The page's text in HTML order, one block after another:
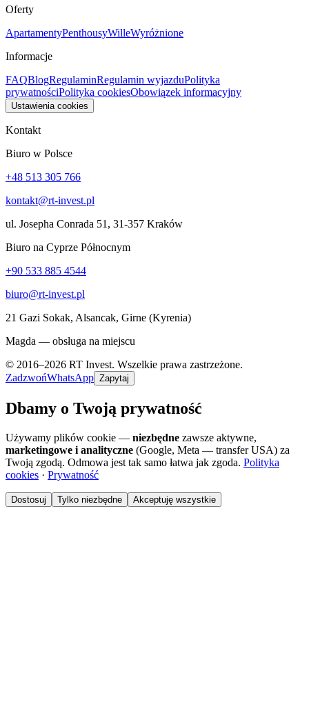
Oferty
ApartamentyPenthousyWilleWyróżnione
Informacje
FAQBlogRegulaminRegulamin wyjazduPolityka
prywatnościPolityka cookiesObowiązek informacyjny
Ustawienia cookies
Kontakt
Biuro w Polsce
+48 513 305 766
kontakt@rt-invest.pl
ul. Josepha Conrada 51, 31-357 Kraków
Biuro na Cyprze Północnym
+90 533 885 4544
biuro@rt-invest.pl
21 Gazi Sokak, Alsancak, Girne (Kyrenia)
Magda — obsługa na miejscu
© 2016–2026 RT Invest. Wszelkie prawa zastrzeżone.
ZadzwońWhatsApp Zapytaj
Dbamy o Twoją prywatność
Używamy plików cookie — niezbędne zawsze aktywne,
marketingowe i analityczne (Google, Meta — transfer USA) za
Twoją zgodą. Odmowa jest tak samo łatwa jak zgoda. Polityka
cookies · Prywatność
Dostosuj Tylko niezbędne Akceptuję wszystkie